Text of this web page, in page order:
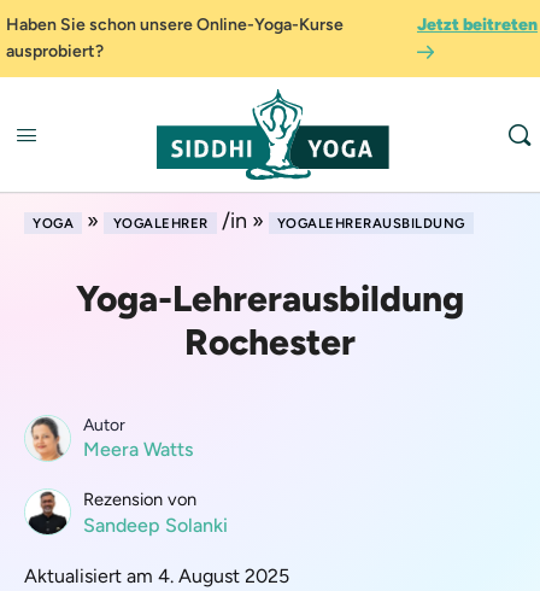
Haben Sie schon unsere Online-Yoga-Kurse
ausprobiert?
Jetzt beitreten
YOGA » YOGALEHRER /in » YOGALEHRERAUSBILDUNG
Yoga-Lehrerausbildung
Rochester
Autor
Meera Watts
Rezension von
Sandeep Solanki
Aktualisiert am 4. August 2025